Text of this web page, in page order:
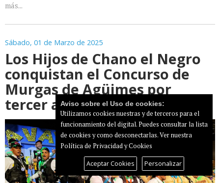
más...
Sábado, 01 de Marzo de 2025
Los Hijos de Chano el Negro
conquistan el Concurso de
Murgas de Agüimes por
tercer año consecutivo
Aviso sobre el Uso de cookies:
Utilizamos cookies nuestras y de terceros para el
funcionamiento del digital. Puedes consultar la lista
de cookies y como desconectarlas.Ver nuestra
Política de Privacidad y Cookies
Aceptar Cookies Personalizar